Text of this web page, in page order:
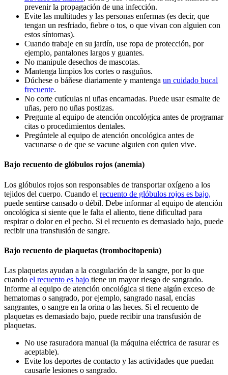
prevenir la propagación de una infección.
Evite las multitudes y las personas enfermas (es decir, que
tengan un resfriado, fiebre o tos, o que vivan con alguien con
estos síntomas).
Cuando trabaje en su jardín, use ropa de protección, por
ejemplo, pantalones largos y guantes.
No manipule desechos de mascotas.
Mantenga limpios los cortes o rasguños.
Dúchese o báñese diariamente y mantenga un cuidado bucal
frecuente.
No corte cutículas ni uñas encarnadas. Puede usar esmalte de
uñas, pero no uñas postizas.
Pregunte al equipo de atención oncológica antes de programar
citas o procedimientos dentales.
Pregúntele al equipo de atención oncológica antes de
vacunarse o de que se vacune alguien con quien vive.
Bajo recuento de glóbulos rojos (anemia)
Los glóbulos rojos son responsables de transportar oxígeno a los
tejidos del cuerpo. Cuando el recuento de glóbulos rojos es bajo,
puede sentirse cansado o débil. Debe informar al equipo de atención
oncológica si siente que le falta el aliento, tiene dificultad para
respirar o dolor en el pecho. Si el recuento es demasiado bajo, puede
recibir una transfusión de sangre.
Bajo recuento de plaquetas (trombocitopenia)
Las plaquetas ayudan a la coagulación de la sangre, por lo que
cuando el recuento es bajo tiene un mayor riesgo de sangrado.
Informe al equipo de atención oncológica si tiene algún exceso de
hematomas o sangrado, por ejemplo, sangrado nasal, encías
sangrantes, o sangre en la orina o las heces. Si el recuento de
plaquetas es demasiado bajo, puede recibir una transfusión de
plaquetas.
No use rasuradora manual (la máquina eléctrica de rasurar es
aceptable).
Evite los deportes de contacto y las actividades que puedan
causarle lesiones o sangrado.